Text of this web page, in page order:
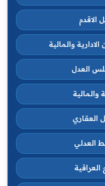
الاقدم
والمالية
العدل
والمالية
العقاري
العدلي
العراقية